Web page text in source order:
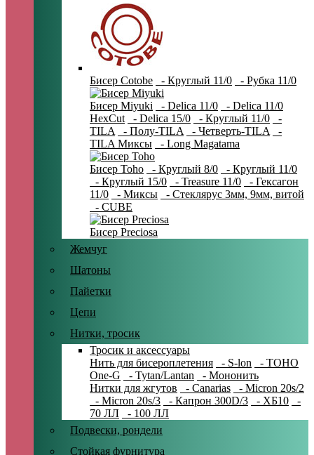
Бисер Cotobe - Круглый 11/0 - Рубка 11/0
Бисер Miyuki - Delica 11/0
- Delica 11/0
HexCut
- Delica 15/0 - Круглый 11/0
-
TILA
- Полу-TILA - Четверть-TILA
-
TILA Миксы
- Long Magatama
Бисер Toho - Круглый 8/0
- Круглый 11/0
- Круглый 15/0
- Treasure 11/0
- Гексагон
11/0
- Миксы
- Стеклярус 3мм, 9мм, витой
- CUBE
Бисер Preciosa
Жемчуг
Шатоны
Пайетки
Цепи
Нитки, тросик
Тросик и аксессуары
Нить для бисероплетения
- S-lon
- TOHO
One-G
- Tytan/Lantan
- Мононить
Нитки для жгутов
- Canarias
- Micron 20s/2
- Micron 20s/3
- Капрон 300D/3 - ХБ10
-
70 ЛЛ
- 100 ЛЛ
Подвески, рондели
Стойкая фурнитура